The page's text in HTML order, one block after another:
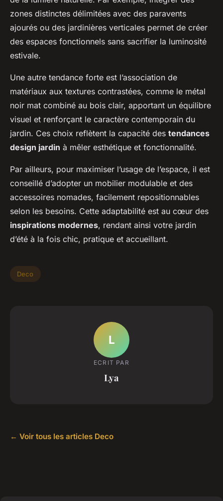
zones distinctes délimitées avec des paravents
ajourés ou des jardinières verticales permet de créer
des espaces fonctionnels sans sacrifier la luminosité
estivale.
Une autre tendance forte est l’association de
matériaux aux textures contrastées, comme le métal
noir mat combiné au bois clair, apportant un équilibre
visuel et renforçant le caractère contemporain du
jardin. Ces choix reflètent la capacité des tendances
design jardin à mêler esthétique et fonctionnalité.
Par ailleurs, pour maximiser l’usage de l’espace, il est
conseillé d’adopter un mobilier modulable et des
accessoires nomades, facilement repositionnables
selon les besoins. Cette adaptabilité est au cœur des
inspirations modernes, rendant ainsi votre jardin
d’été à la fois chic, pratique et accueillant.
Deco
L
ECRIT PAR
Lya
← Voir tous les articles Deco